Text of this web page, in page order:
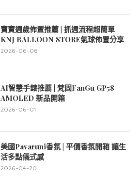
寶寶週歲佈置推薦 | 抓週流程超簡單
KNJ BALLOON STORE氣球佈置分享
2026-06-06
AI智慧手錶推薦 | 梵固FanGu GP58
AMOLED 新品開箱
2026-06-01
美國Pavaruni香氛 | 平價香氛開箱 讓生
活多點儀式感
2026-04-20